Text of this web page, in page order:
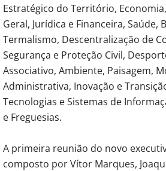
Estratégico do Território,
Geral, Jurídica e Financeira, Saúde,
Termalismo, Descentralização de
Segurança e Proteção Civil,
Associativo, Ambiente, Paisagem,
Administrativa, Inovação e
Tecnologias e Sistemas de
e Freguesias.
A primeira reunião do novo
composto por Vítor Marques,